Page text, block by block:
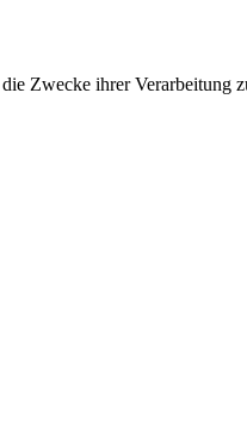
Zwecke ihrer Verarbeitung